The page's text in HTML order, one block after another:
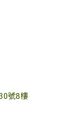
號8樓